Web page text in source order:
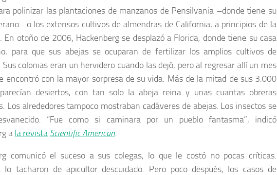
polinizar las plantaciones de manzanos de Pensilvania –donde tiene su
o los extensos cultivos de almendras de California, a principios de la
En otoño de 2006, Hackenberg se desplazó a Florida, donde tiene su casa
para que sus abejas se ocuparan de fertilizar los amplios cultivos de
Sus colonias eran un hervidero cuando las dejó, pero al regresar allí un mes
encontró con la mayor sorpresa de su vida. Más de la mitad de sus 3.000
desiertos, con tan solo la abeja reina y unas cuantas obreras
Los alrededores tampoco mostraban cadáveres de abejas. Los insectos se
“Fue como si caminara por un pueblo fantasma”, indicó
a la revista Scientific American.
comunicó el suceso a sus colegas, lo que le costó no pocas críticas.
lo tacharon de apicultor descuidado. Pero poco después, los casos de